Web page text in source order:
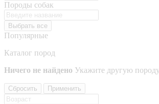
Породы собак
Выбрать все
Популярные
Каталог пород
Ничего не найдено Укажите другую
Сбросить Применить